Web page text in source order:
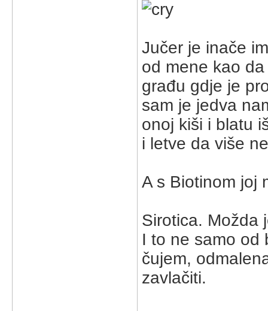
Jučer je inače
od mene kao
građu gdje je
sam je jedva
onoj kiši i blatu
i letve da više
A s Biotinom joj
Sirotica. Možda
I to ne samo od
čujem,
zavlačiti.